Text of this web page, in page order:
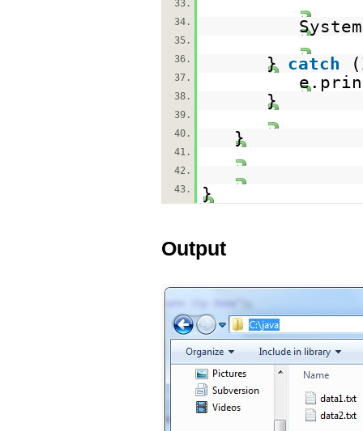
33.
34.
35.
36.
} catch
37.
38. }
39.
40.
}
41.
42.
43.
}
Output